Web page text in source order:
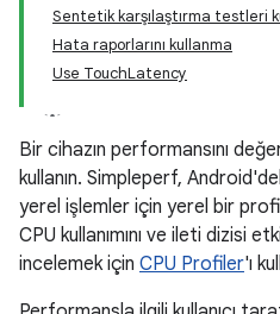
Sentetik karşılaştırma testleri
Hata raporlarını kullanma
Use TouchLatency
Bir cihazın performansını
kullanın. Simpleperf,
yerel işlemler için yerel bir
CPU kullanımını ve ileti dizisi
incelemek için CPU Profiler'ı